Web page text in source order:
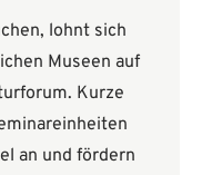
lohnt sich
Museen auf
Kurze
an und fördern